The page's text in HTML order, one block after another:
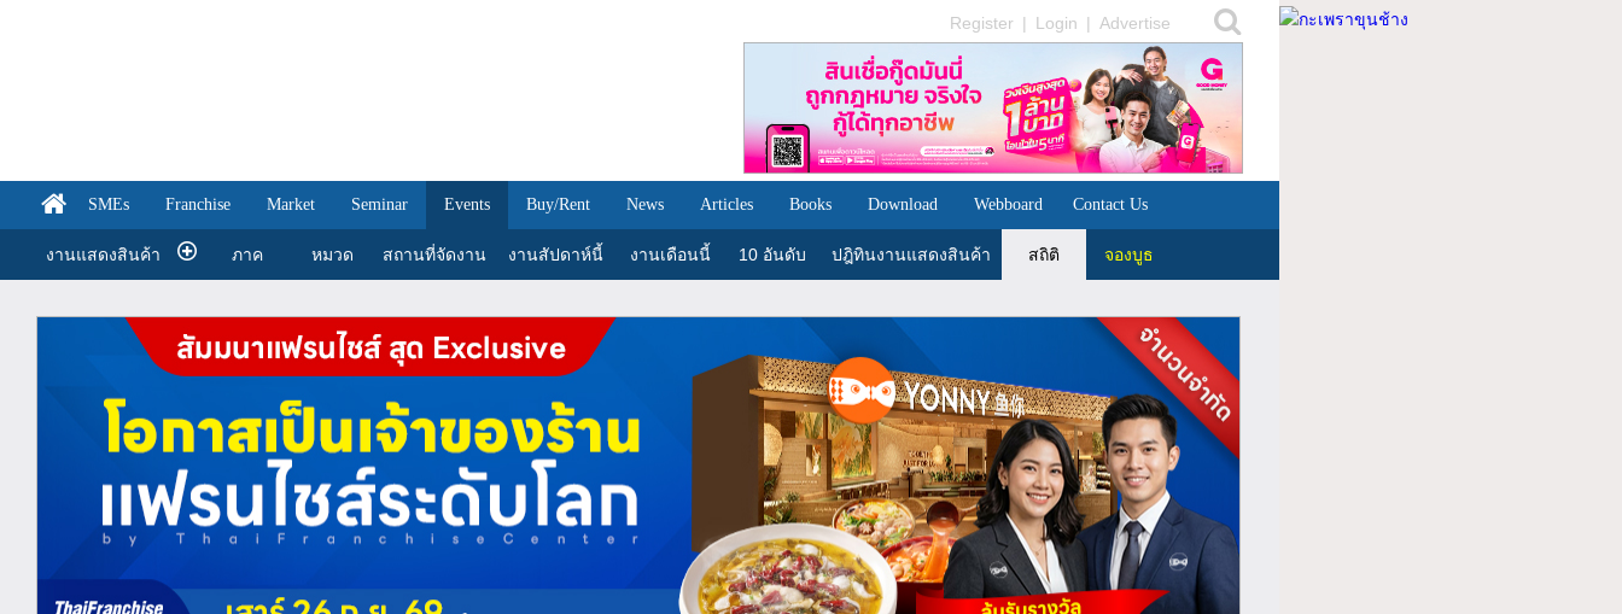
Register | Login | Advertise
SMEs Franchise Market Seminar Events Buy/Rent News Articles Books Download Webboard Contact Us
งานแสดงสินค้า ภาค หมวด สถานที่จัดงาน งานสัปดาห์นี้ งานเดือนนี้ 10 อันดับ ปฎิทินงานแสดงสินค้า สถิติ จองบูธ